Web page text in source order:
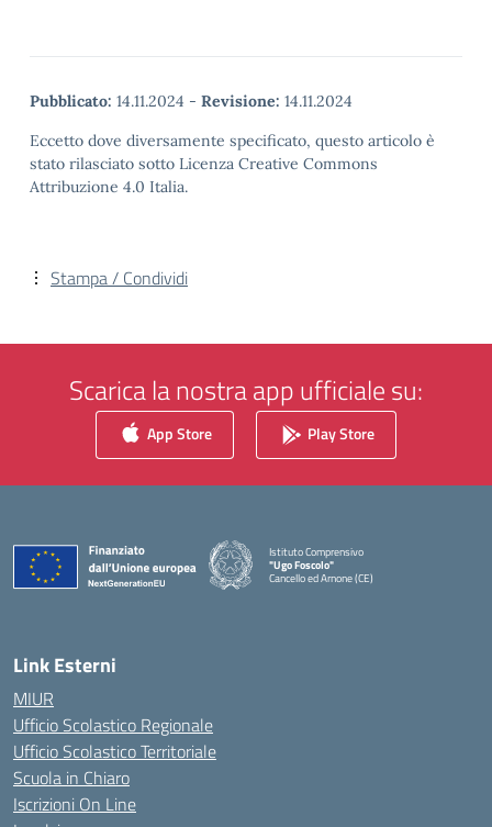
Pubblicato: 14.11.2024 - Revisione: 14.11.2024
Eccetto dove diversamente specificato, questo articolo è
stato rilasciato sotto Licenza Creative Commons
Attribuzione 4.0 Italia.
Stampa / Condividi
Scarica la nostra app ufficiale su:
App Store Play Store
Istituto Comprensivo
"Ugo Foscolo"
Cancello ed Arnone (CE)
Link Esterni
MIUR
Ufficio Scolastico Regionale
Ufficio Scolastico Territoriale
Scuola in Chiaro
Iscrizioni On Line